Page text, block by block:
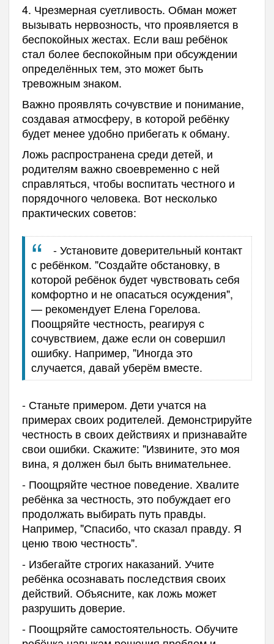
4. Чрезмерная суетливость. Обман может
вызывать нервозность, что проявляется в
беспокойных жестах. Если ваш ребёнок
стал более беспокойным при обсуждении
определённых тем, это может быть
тревожным знаком.
Важно проявлять сочувствие и понимание,
создавая атмосферу, в которой ребёнку
будет менее удобно прибегать к обману.
Ложь распространена среди детей, и
родителям важно своевременно с ней
справляться, чтобы воспитать честного и
порядочного человека. Вот несколько
практических советов:
- Установите доверительный контакт
с ребёнком. "Создайте обстановку, в
которой ребёнок будет чувствовать себя
комфортно и не опасаться осуждения",
— рекомендует Елена Горелова.
Поощряйте честность, реагируя с
сочувствием, даже если он совершил
ошибку. Например, "Иногда это
случается, давай уберём вместе.
- Станьте примером. Дети учатся на
примерах своих родителей. Демонстрируйте
честность в своих действиях и признавайте
свои ошибки. Скажите: "Извините, это моя
вина, я должен был быть внимательнее.
- Поощряйте честное поведение. Хвалите
ребёнка за честность, это побуждает его
продолжать выбирать путь правды.
Например, "Спасибо, что сказал правду. Я
ценю твою честность".
- Избегайте строгих наказаний. Учите
ребёнка осознавать последствия своих
действий. Объясните, как ложь может
разрушить доверие.
- Поощряйте самостоятельность. Обучите